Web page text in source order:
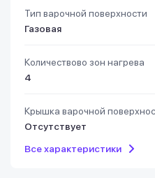
Тип варочной поверхности
Газовая
Количествово зон нагрева
4
Крышка варочной
Отсутствует
Все характеристики